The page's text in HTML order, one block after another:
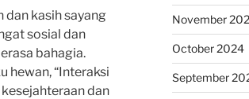
dan kasih sayang
sosial dan
bahagia.
hewan, “Interaksi
dan
November
October 2024
September